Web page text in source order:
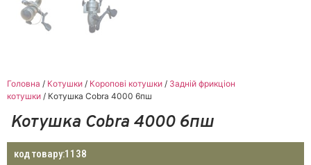
Головна / Котушки / Коропові котушки / Задній фрикціон
котушки / Котушка Cobra 4000 6пш
Котушка Cobra 4000 6пш
код товару:1138